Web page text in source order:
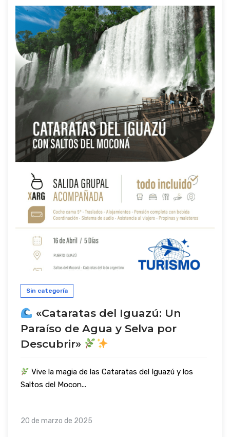
Sin categoría
«Cataratas del Iguazú: Un
Paraíso de Agua y Selva por
Descubrir»
Vive la magia de las Cataratas del Iguazú y los
Saltos del Mocon...
20 de marzo de 2025